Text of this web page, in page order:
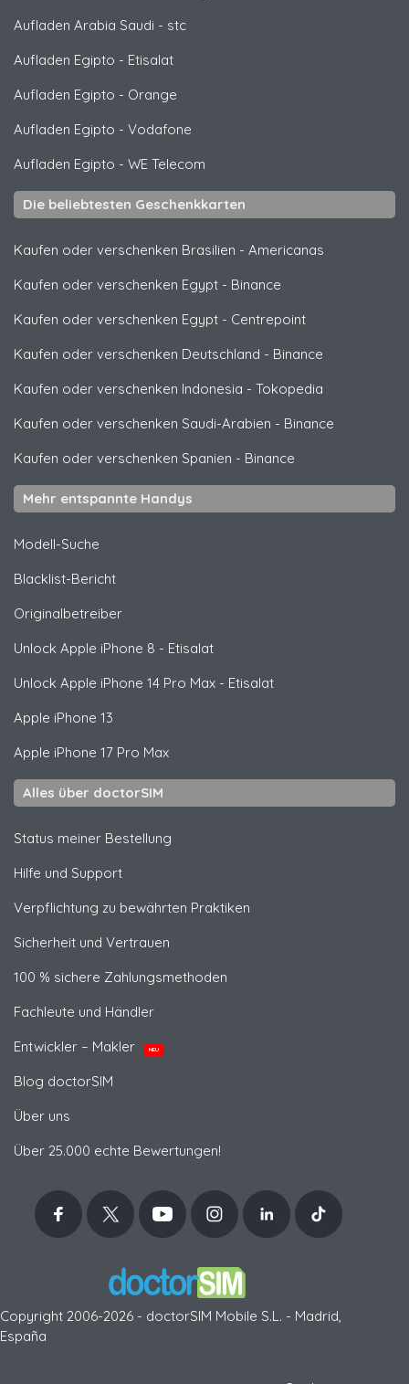
Aufladen Arabia Saudi - stc
Aufladen Egipto - Etisalat
Aufladen Egipto - Orange
Aufladen Egipto - Vodafone
Aufladen Egipto - WE Telecom
Die beliebtesten Geschenkkarten
Kaufen oder verschenken Brasilien - Americanas
Kaufen oder verschenken Egypt - Binance
Kaufen oder verschenken Egypt - Centrepoint
Kaufen oder verschenken Deutschland - Binance
Kaufen oder verschenken Indonesia - Tokopedia
Kaufen oder verschenken Saudi-Arabien - Binance
Kaufen oder verschenken Spanien - Binance
Mehr entspannte Handys
Modell-Suche
Blacklist-Bericht
Originalbetreiber
Unlock Apple iPhone 8 - Etisalat
Unlock Apple iPhone 14 Pro Max - Etisalat
Apple iPhone 13
Apple iPhone 17 Pro Max
Alles über doctorSIM
Status meiner Bestellung
Hilfe und Support
Verpflichtung zu bewährten Praktiken
Sicherheit und Vertrauen
100 % sichere Zahlungsmethoden
Fachleute und Händler
Entwickler – Makler
NEU
Blog doctorSIM
Über uns
Über 25.000 echte Bewertungen!
Copyright 2006-2026 - doctorSIM Mobile S.L. - Madrid,
España